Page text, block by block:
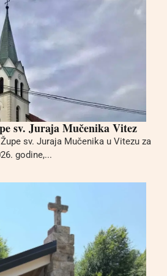
sv. Juraja Mučenika Vitez
sv. Juraja Mučenika u Vitezu za
godine,...